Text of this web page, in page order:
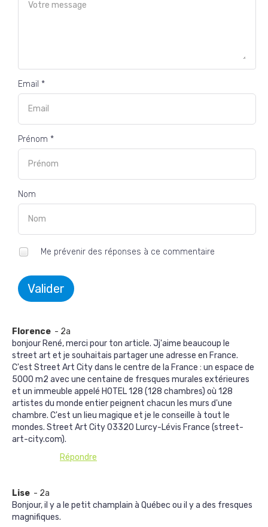
Email *
Prénom *
Nom
Me prévenir des réponses à ce commentaire
Valider
Florence - 2a
bonjour René, merci pour ton article. Jj'aime beaucoup le
street art et je souhaitais partager une adresse en France.
C'est Street Art City dans le centre de la France : un espace de
5000 m2 avec une centaine de fresques murales extérieures
et un immeuble appelé HOTEL 128 (128 chambres) où 128
artistes du monde entier peignent chacun les murs d'une
chambre. C'est un lieu magique et je le conseille à tout le
mondes. Street Art City 03320 Lurcy-Lévis France (street-
art-city.com).
Répondre
Lise - 2a
Bonjour, il y a le petit champlain à Québec ou il y a des fresques
magnifiques.